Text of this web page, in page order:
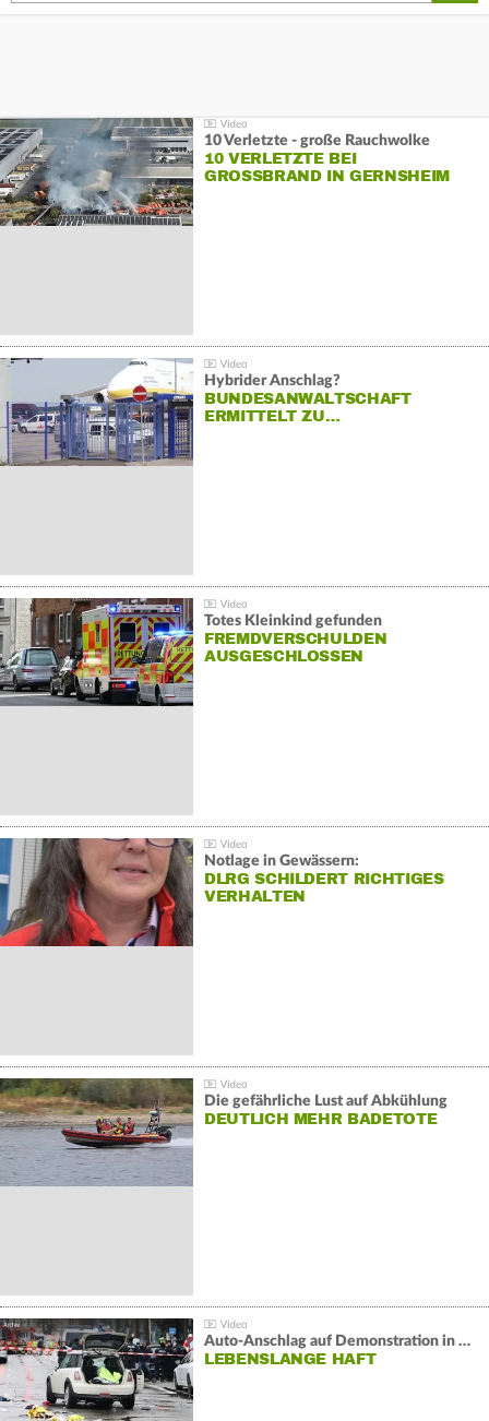
10 Verletzte - große Rauchwolke
10 VERLETZTE BEI
GROSSBRAND IN GERNSHEIM
Hybrider Anschlag?
BUNDESANWALTSCHAFT
ERMITTELT ZU…
Totes Kleinkind gefunden
FREMDVERSCHULDEN
AUSGESCHLOSSEN
Notlage in Gewässern:
DLRG SCHILDERT RICHTIGES
VERHALTEN
Die gefährliche Lust auf Abkühlung
DEUTLICH MEHR BADETOTE
Auto-Anschlag auf Demonstration in München:
LEBENSLANGE HAFT